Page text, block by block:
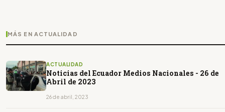
MÁS EN ACTUALIDAD
ACTUALIDAD
Noticias del Ecuador Medios Nacionales - 26 de
Abril de 2023
26 de abril, 2023